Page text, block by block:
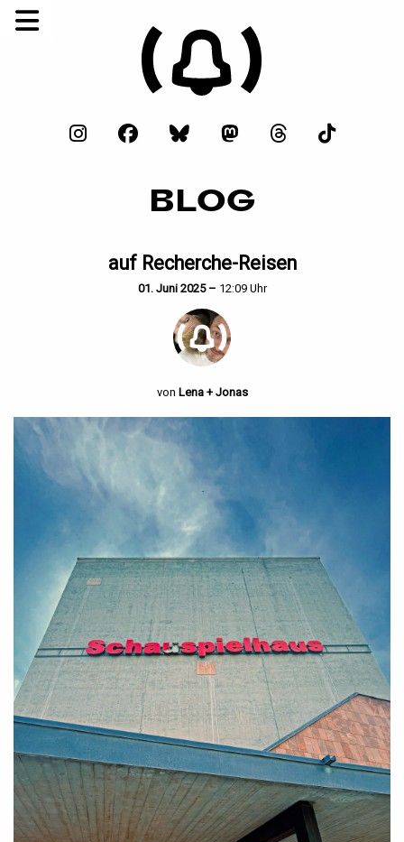
BLOG
auf Recherche-Reisen
01. Juni 2025 – 12:09 Uhr
von Lena + Jonas